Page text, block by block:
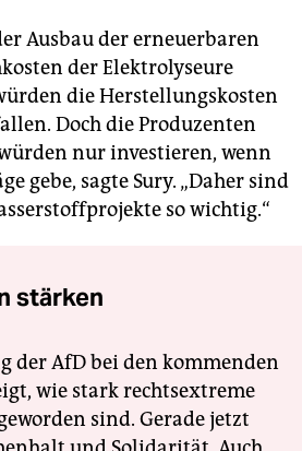
Ausbau der erneuerbaren
der Elektrolyseure
die Herstellungskosten
Doch die Produzenten
nur investieren, wenn
gebe, sagte Sury. „Daher sind
so wichtig.“
stärken
der AfD bei den kommenden
wie stark rechtsextreme
sind. Gerade jetzt